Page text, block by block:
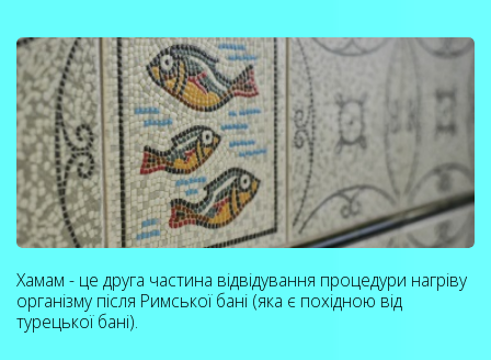
Хамам - це друга частина відвідування процедури нагріву
організму після Римської бані (яка є похідною від
турецької бані).